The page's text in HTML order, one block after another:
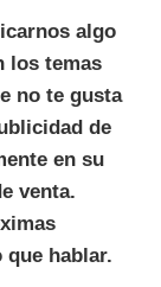
algo
los temas
no te gusta
de
en su
venta.
que hablar.